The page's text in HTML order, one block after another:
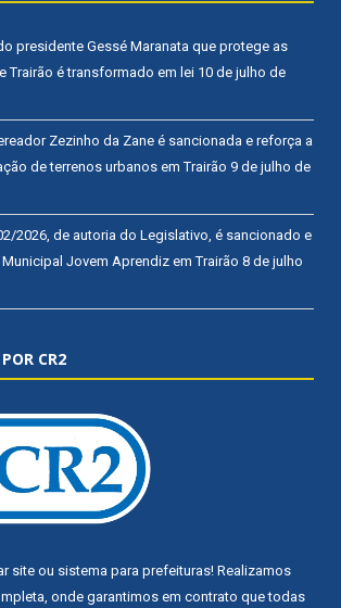
presidente Gessé Maranata que protege as
Trairão é transformado em lei 10 de julho de
Zezinho da Zane é sancionada e reforça a
de terrenos urbanos em Trairão 9 de julho de
2026, de autoria do Legislativo, é sancionado e
Jovem Aprendiz em Trairão 8 de julho
CR2
siteou sistema para prefeituras! Realizamos
onde garantimos em contrato que todas